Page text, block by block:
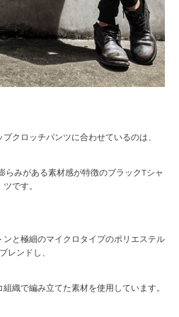
クロッチパンツに合わせているのは、
らみがある素材感が特徴のブラックTシャ
ツです。
と極細のマイクロタイプのポリエステル
レンドし、
織で編み立てた素材を使用しています。